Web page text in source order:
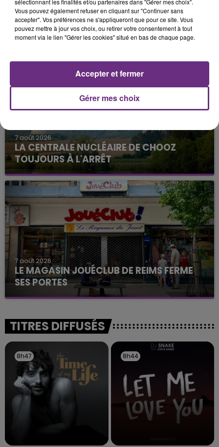
FIL D'ACTU
7 août 2026
LA CENTRALE NUCLÉAIRE DE CHOOZ
TOUJOURS À L'ARRÊT
Cela fait déjà une semaine que la centrale
nucléaire ardennaise est à l'arrêt. Une situation
justifiée par la sécheresse intense qui est toujours
présente.
7 août 2026
LE MAGASIN JOUÉCLUB DE REIMS FERME
SES PORTES
C'était l'une des institutions du centre-ville
fermer ses portes.
TITRES DIFFUSÉS
8h47
8h47 8h44
8h44
sélectionnant les finalités et/ou partenaires dans "Gérer mes choix".
Vous pouvez également refuser en cliquant sur "Continuer sans
accepter". Vos préférences ne s'appliqueront que pour ce site. Vous
pouvez mettre à jour vos choix, ou retirer votre consentement à tout
moment via le lien "Gérer les cookies" situé en bas de chaque page.
Gérer mes choix
Accepter et fermer